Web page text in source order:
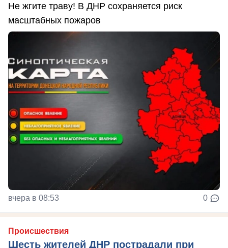
Не жгите траву! В ДНР сохраняется риск
масштабных пожаров
вчера в 08:53 0
Происшествия
Шесть жителей ДНР пострадали при